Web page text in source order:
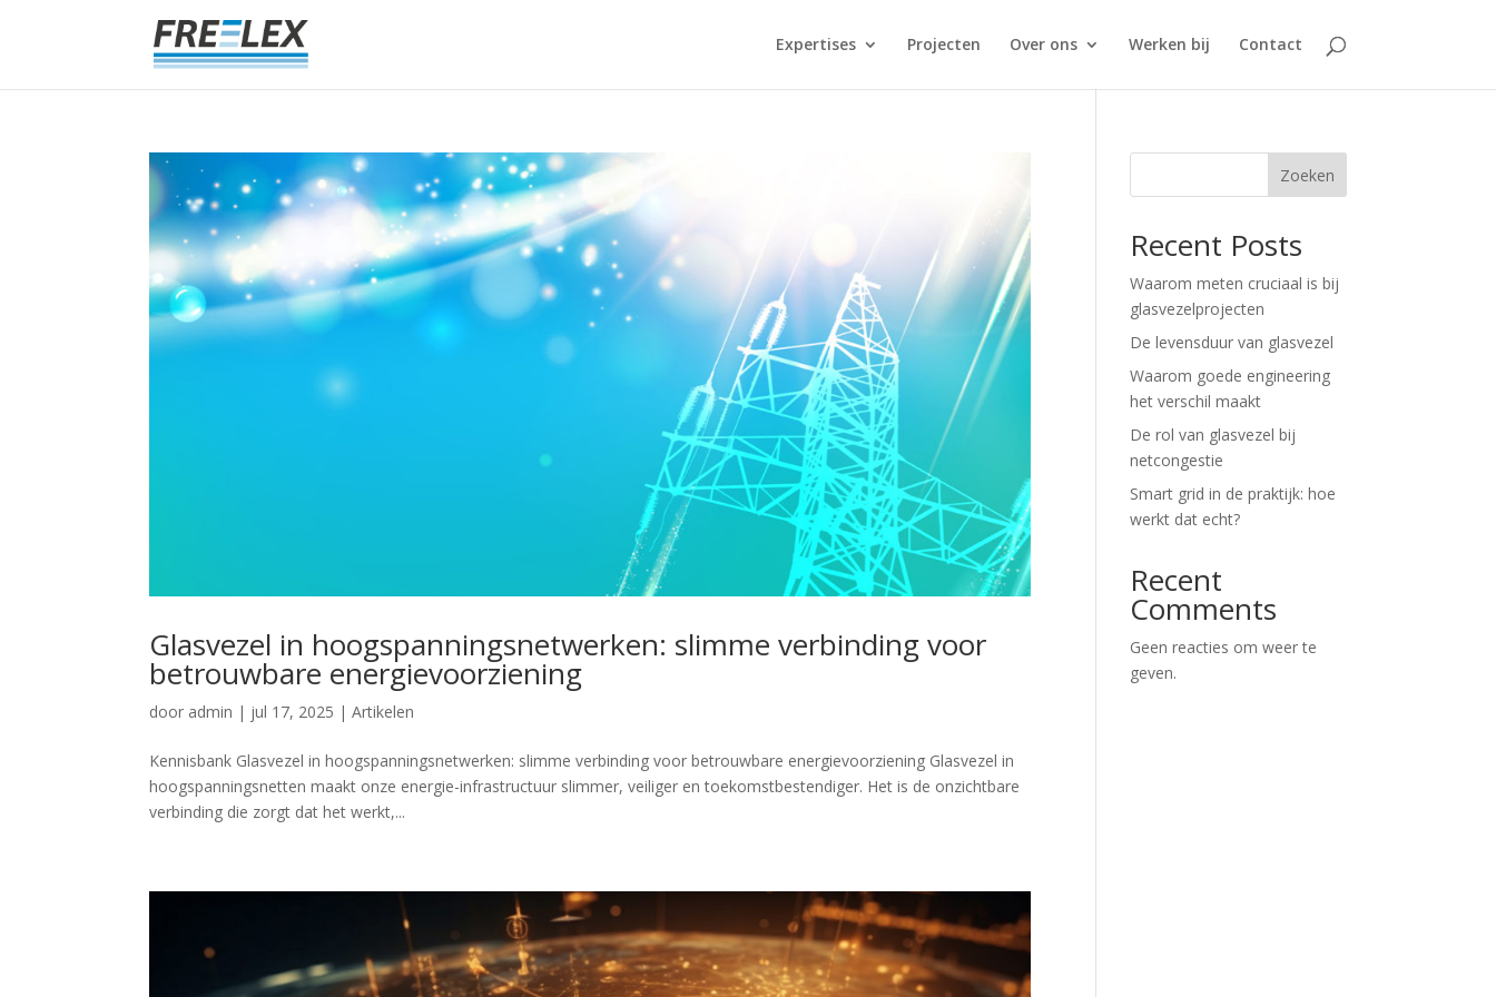
Expertises Projecten Over ons Werken bij Contact
Glasvezel in hoogspanningsnetwerken: slimme verbinding voor
betrouwbare energievoorziening
door admin | jul 17, 2025 |Artikelen
Kennisbank Glasvezel in hoogspanningsnetwerken: slimme verbinding voor betrouwbare energievoorziening Glasvezel in
hoogspanningsnetten maakt onze energie-infrastructuur slimmer, veiliger en toekomstbestendiger. Het is de onzichtbare
verbinding die zorgt dat het werkt,...
Zoeken
Recent Posts
Waarom meten cruciaal is bij
glasvezelprojecten
De levensduur van glasvezel
Waarom goede engineering
het verschil maakt
De rol van glasvezel bij
netcongestie
Smart grid in de praktijk: hoe
werkt dat echt?
Recent
Comments
Geen reacties om weer te
geven.